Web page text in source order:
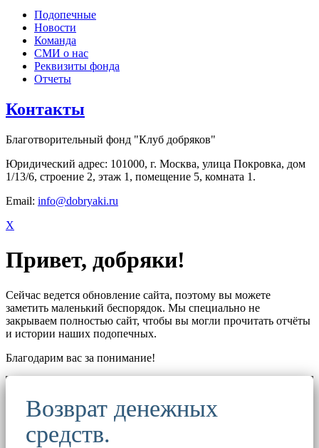
Подопечные
Новости
Команда
СМИ о нас
Реквизиты фонда
Отчеты
Контакты
Благотворительный фонд "Клуб добряков"
Юридический адрес: 101000, г. Москва, улица Покровка, дом
1/13/6, строение 2, этаж 1, помещение 5, комната 1.
Email: info@dobryaki.ru
X
Привет, добряки!
Сейчас ведется обновление сайта, поэтому вы можете
заметить маленький беспорядок. Мы специально не
закрываем полностью сайт, чтобы вы могли прочитать отчёты
и истории наших подопечных.
Благодарим вас за понимание!
Возврат денежных
средств.